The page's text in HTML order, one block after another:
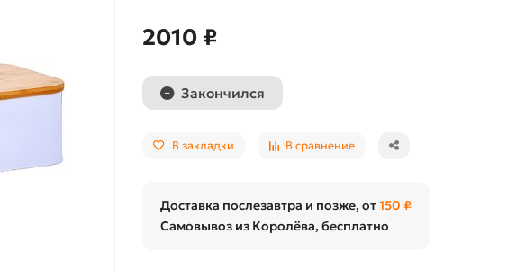
2010 ₽
Закончился
В закладки В сравнение
Доставка послезавтра и позже, от150 ₽
Самовывоз из Королёва, бесплатно